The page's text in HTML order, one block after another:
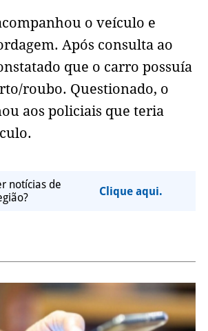
o veículo e
Após consulta ao
que o carro possuía
roubo. Questionado, o
aos policiais que teria
notícias de
Clique aqui.